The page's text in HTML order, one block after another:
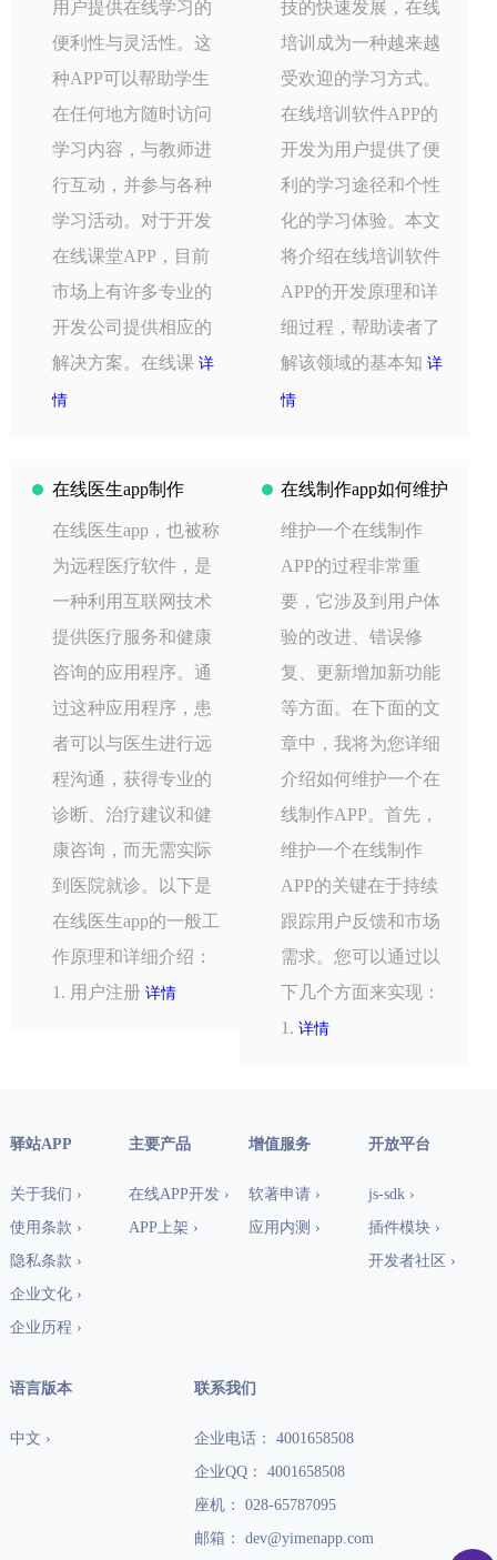
用户提供在线学习的
便利性与灵活性。这
种APP可以帮助学生
在任何地方随时访问
学习内容，与教师进
行互动，并参与各种
学习活动。对于开发
在线课堂APP，目前
市场上有许多专业的
开发公司提供相应的
解决方案。在线课 详
情
技的快速发展，在线
培训成为一种越来越
受欢迎的学习方式。
在线培训软件APP的
开发为用户提供了便
利的学习途径和个性
化的学习体验。本文
将介绍在线培训软件
APP的开发原理和详
细过程，帮助读者了
解该领域的基本知详
情
在线医生app制作
在线医生app，也被称
为远程医疗软件，是
一种利用互联网技术
提供医疗服务和健康
咨询的应用程序。通
过这种应用程序，患
者可以与医生进行远
程沟通，获得专业的
诊断、治疗建议和健
康咨询，而无需实际
到医院就诊。以下是
在线医生app的一般工
作原理和详细介绍：
1. 用户注册 详情
在线制作app如何维护
维护一个在线制作
APP的过程非常重
要，它涉及到用户体
验的改进、错误修
复、更新增加新功能
等方面。在下面的文
章中，我将为您详细
介绍如何维护一个在
线制作APP。首先，
维护一个在线制作
APP的关键在于持续
跟踪用户反馈和市场
需求。您可以通过以
下几个方面来实现：
1.详情
驿站APP
关于我们 ›
使用条款 ›
隐私条款 ›
企业文化 ›
企业历程 ›
主要产品
在线APP开发 ›
APP上架 ›
增值服务
软著申请 ›
应用内测 ›
开放平台
js-sdk ›
插件模块 ›
开发者社区 ›
语言版本
中文 ›
联系我们
企业电话： 4001658508
企业QQ： 4001658508
座机： 028-65787095
邮箱： dev@yimenapp.com